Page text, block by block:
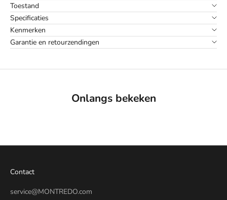
Toestand
Specificaties
Kenmerken
Garantie en retourzendingen
Onlangs bekeken
Contact
service@MONTREDO.com